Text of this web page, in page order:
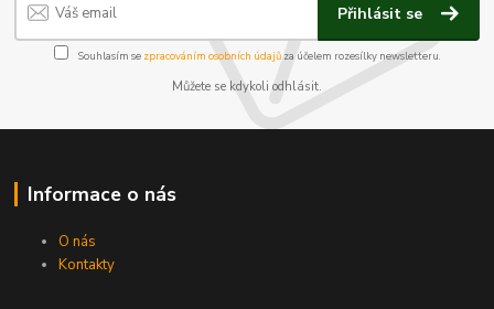
Přihlásit se
Souhlasím se zpracováním osobních údajůza účelem rozesílky newsletteru.
Můžete se kdykoli odhlásit.
Informace o nás
O nás
Kontakty